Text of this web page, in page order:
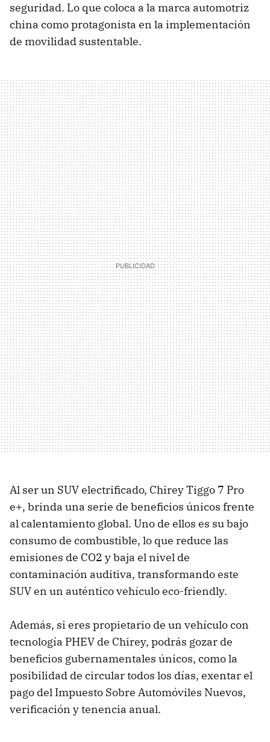
seguridad. Lo que coloca a la marca automotriz
china como protagonista en la implementación
de movilidad sustentable.
Al ser un SUV electrificado, Chirey Tiggo 7 Pro
e+, brinda una serie de beneficios únicos frente
al calentamiento global. Uno de ellos es su bajo
consumo de combustible, lo que reduce las
emisiones de CO2 y baja el nivel de
contaminación auditiva, transformando este
SUV en un auténtico vehículo eco-friendly.
Además, si eres propietario de un vehículo con
tecnología PHEV de Chirey, podrás gozar de
beneficios gubernamentales únicos, como la
posibilidad de circular todos los días, exentar el
pago del Impuesto Sobre Automóviles Nuevos,
verificación y tenencia anual.